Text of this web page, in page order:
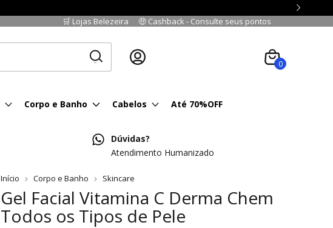
🛒 Lojas Belezeira 🤑 Cashback - Consulte seus pontos
0
Corpo e Banho Cabelos Até 70%OFF
Dúvidas?
Atendimento Humanizado
Início Corpo e Banho Skincare
Gel Facial Vitamina C Derma Chem
Todos os Tipos de Pele